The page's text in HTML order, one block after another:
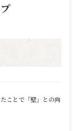
ことで「壁」との向